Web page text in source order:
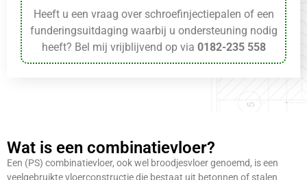
Heeft u een vraag over schroefinjectiepalen of een
funderingsuitdaging waarbij u ondersteuning nodig
heeft? Bel mij vrijblijvend op via 0182-235 558
Wat is een combinatievloer?
Een (PS) combinatievloer, ook wel broodjesvloer genoemd, is een
veelgebruikte vloerconstructie die bestaat uit betonnen of stalen